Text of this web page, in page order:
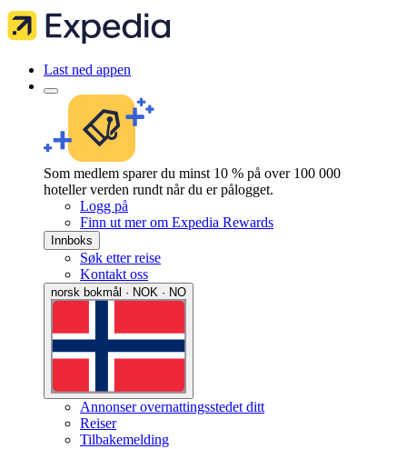
Last ned appen
Som medlem sparer du minst 10 % på over 100 000
hoteller verden rundt når du er pålogget.
Logg på
Finn ut mer om Expedia Rewards
Innboks
Søk etter reise
Kontakt oss
norsk bokmål · NOK · NO
Annonser overnattingsstedet ditt
Reiser
Tilbakemelding